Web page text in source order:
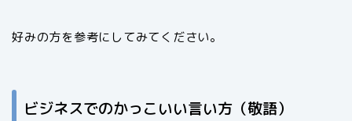
好みの方を参考にしてみてください。
ビジネスでのかっこいい言い方（敬語）